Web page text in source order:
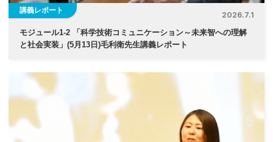
講義レポート
2026.7.1
モジュール1-2 「科学技術コミュニケーション～未来智への理解
と社会実装」(5月13日)毛利衛先生講義レポート